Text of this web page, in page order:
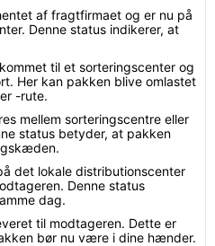
af fragtfirmaet og er nu på
Denne status indikerer, at
til et sorteringscenter og
Her kan pakken blive omlastet
-rute.
mellem sorteringscentre eller
status betyder, at pakken
det lokale distributionscenter
Denne status
dag.
til modtageren. Dette er
bør nu være i dine hænder.